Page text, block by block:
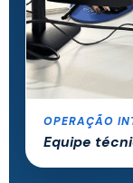
OPERAÇÃO
Equipe